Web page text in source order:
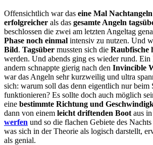
Offensichtlich war das eine Mal
erfolgreicher als das gesamte Angeln
beschlossen die zwei am letzten Angeltag
Phase noch einmal intensiv zu nutzen. Und
Bild. Tagsüber mussten sich die Raubfische
werden. Und abends ging es wieder rund. Ein
andern schnappte gierig nach den Invincible
war das Angeln sehr kurzweilig und ultra
sich: warum soll das denn eigentlich nur beim
funktionieren? Es sollte doch auch möglich
eine bestimmte Richtung und
dann von einem leicht driftenden Boot aus
werfen und so die flachen Gebiete des Nachts
was sich in der Theorie als logisch darstellt,
als genial.